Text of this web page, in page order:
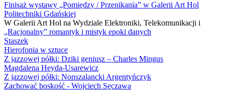
Finisaż wystawy „Pomiędzy / Przenikania” w Galerii Art Hol
Politechniki Gdańskiej
W Galerii Art Hol na Wydziale Elektroniki, Telekomunikacji i
„Racjonalny” romantyk i mistyk epoki danych
Staszek
Hierofonia w sztuce
Z jazzowej półki: Dziki geniusz – Charles Mingus
Magdalena Heyda-Usarewicz
Z jazzowej półki: Nonszalancki Argentyńczyk
Zachować boskość - Wojciech Sęczawa